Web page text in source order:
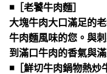
◾［老饕牛肉麵］
大塊牛肉大口滿足的
牛肉麵風味的您。與
到滿口牛肉的香氣與滿
◾［鮮切牛肉鍋物熱炒